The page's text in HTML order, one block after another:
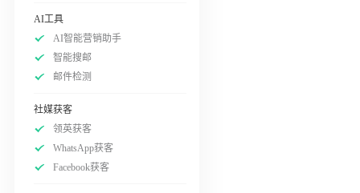
AI工具
AI智能营销助手
智能搜邮
邮件检测
社媒获客
领英获客
WhatsApp获客
Facebook获客